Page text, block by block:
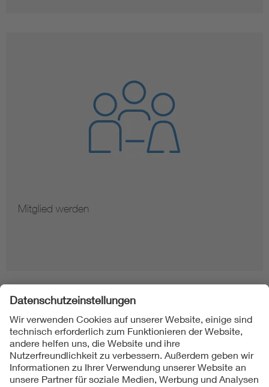
Mitglied werden
Folgen Sie uns